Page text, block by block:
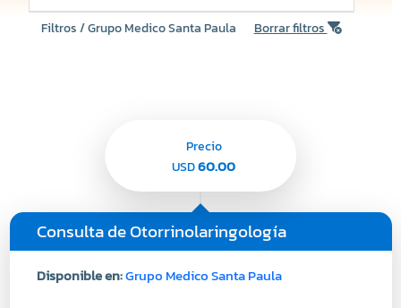
Filtros / Grupo Medico Santa Paula Borrar filtros
Consulta de Otorrinolaringología
Disponible en:Grupo Medico Santa Paula
Precio
USD60.00